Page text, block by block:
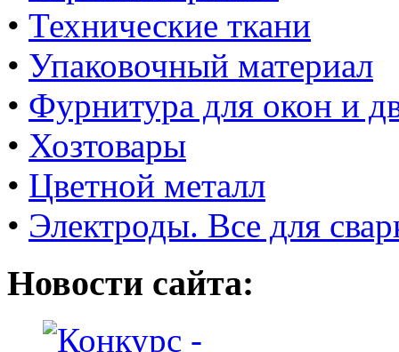
• Технические ткани
• Упаковочный материал
• Фурнитура для окон и
• Хозтовары
• Цветной металл
• Электроды. Все для
Новости сайта: